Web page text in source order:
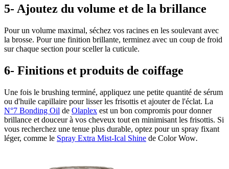
5- Ajoutez du volume et de la brillance
Pour un volume maximal, séchez vos racines en les soulevant avec
la brosse. Pour une finition brillante, terminez avec un coup de froid
sur chaque section pour sceller la cuticule.
6- Finitions et produits de coiffage
Une fois le brushing terminé, appliquez une petite quantité de sérum
ou d'huile capillaire pour lisser les frisottis et ajouter de l'éclat. La
N°7 Bonding Oil de Olaplex est un bon compromis pour donner
brillance et douceur à vos cheveux tout en minimisant les frisottis. Si
vous recherchez une tenue plus durable, optez pour un spray fixant
léger, comme le Spray Extra Mist-Ical Shine de Color Wow.